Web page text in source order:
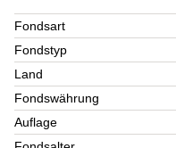
Fondsart
Fondstyp
Land
Fondswährung
Auflage